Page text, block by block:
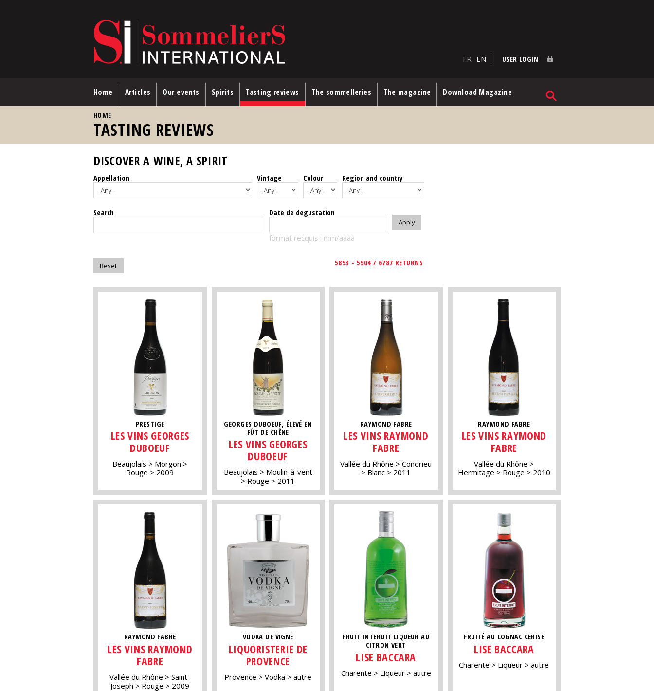
FR EN USER LOGIN
Home Articles Our events Spirits Tasting reviews The sommelleries The magazine Download Magazine
HOME
TASTING REVIEWS
DISCOVER A WINE, A SPIRIT
Appellation Vintage Colour Region and country
Search Date de degustation
format recquis : mm/aaaa
5893 - 5904 / 6787 RETURNS
PRESTIGE
LES VINS GEORGES
DUBOEUF
Beaujolais
Morgon
Rouge
2009
GEORGES DUBOEUF, ÉLEVÉ EN
FÛT DE CHÊNE
LES VINS GEORGES
DUBOEUF
Beaujolais
Moulin-à-vent
Rouge
2011
RAYMOND FABRE
LES VINS RAYMOND
FABRE
Vallée du Rhône
Condrieu
Blanc
2011
RAYMOND FABRE
LES VINS RAYMOND
FABRE
Vallée du Rhône
Hermitage
Rouge 2010
RAYMOND FABRE
LES VINS RAYMOND
FABRE
Vallée du Rhône
Saint-
Joseph
Rouge 2009
VODKA DE VIGNE
LIQUORISTERIE DE
PROVENCE
Provence Vodka autre
FRUIT INTERDIT LIQUEUR AU
CITRON VERT
LISE BACCARA
Charente Liqueur autre
FRUITÉ AU COGNAC CERISE
LISE BACCARA
Charente Liqueur autre